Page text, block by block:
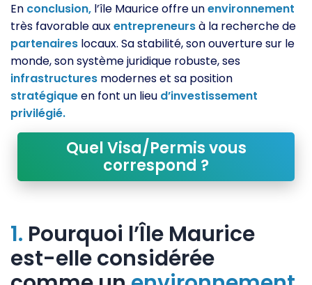
En conclusion, l’île Maurice offre unenvironnement
très favorable auxentrepreneursà la recherche de
partenaires locaux. Sa stabilité, son ouverture sur le
monde, son système juridique robuste, ses
infrastructures modernes et sa position
stratégiqueen font un lieu d’investissement
privilégié.
Quel Visa/Permis vous
correspond ?
1. Pourquoi l’Île Maurice
est-elle considérée